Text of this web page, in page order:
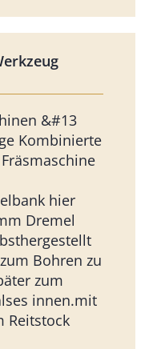
&#13
Kombinierte
hier
Dremel
Bohren zu
zum
innen.mit
Reitstock